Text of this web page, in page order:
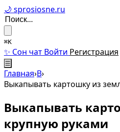
🌙 sprosiosne.ru
⌘K
✨ Сон чат Войти Регистрация
☰
Главная›В›
Выкапывать картошку из
Выкапывать
крупную руками